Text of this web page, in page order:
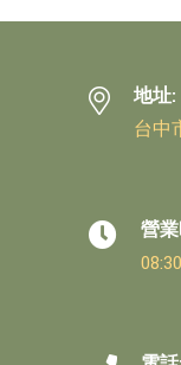
地址:
台中
營